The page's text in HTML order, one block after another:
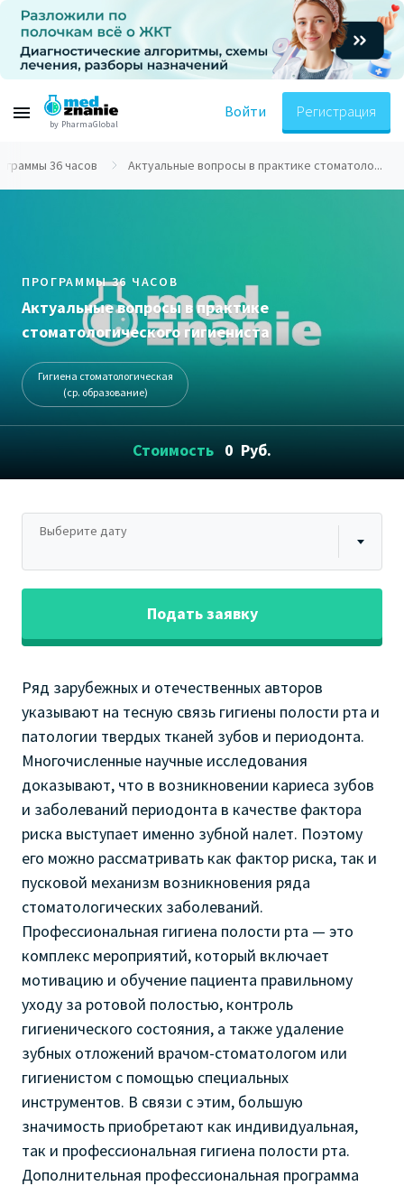
by PharmaGlobal
Войти Регистрация
36 часов Актуальные вопросы в практике стоматоло...
ПРОГРАММЫ 36 ЧАСОВ
Актуальные вопросы в практике
стоматологического гигиениста
Гигиена стоматологическая
(ср. образование)
Стоимость 0 Руб.
Выберите дату
Подать заявку
Ряд зарубежных и отечественных авторов
указывают на тесную связь гигиены полости рта и
патологии твердых тканей зубов и периодонта.
Многочисленные научные исследования
доказывают, что в возникновении кариеса зубов
и заболеваний периодонта в качестве фактора
риска выступает именно зубной налет. Поэтому
его можно рассматривать как фактор риска, так и
пусковой механизм возникновения ряда
стоматологических заболеваний.
Профессиональная гигиена полости рта — это
комплекс мероприятий, который включает
мотивацию и обучение пациента правильному
уходу за ротовой полостью, контроль
гигиенического состояния, а также удаление
зубных отложений врачом-стоматологом или
гигиенистом с помощью специальных
инструментов. В связи с этим, большую
значимость приобретают как индивидуальная,
так и профессиональная гигиена полости рта.
Дополнительная профессиональная программа